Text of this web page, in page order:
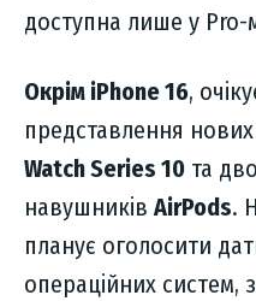
доступна лише у Pro-
Окрім iPhone 16,
представлення
Watch Series 10 та
навушників AirPods.
планує оголосити
операційних систем,